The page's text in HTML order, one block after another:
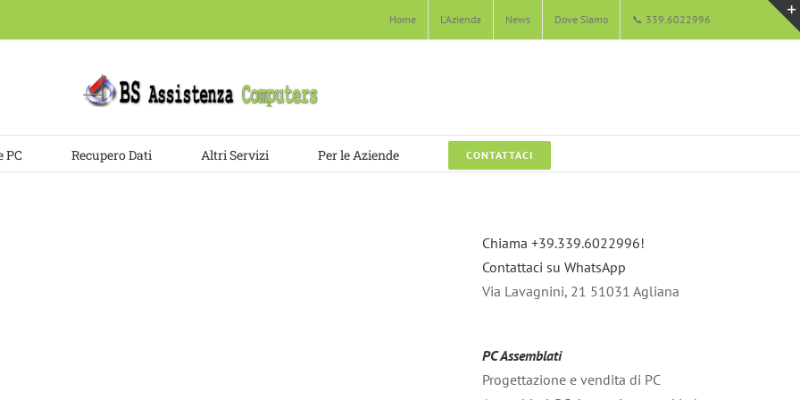
Home L’Azienda News Dove Siamo 📞 339.6022996
PC Recupero Dati Altri Servizi Per le Aziende CONTATTACI
Chiama +39.339.6022996!
Contattaci su WhatsApp
Via Lavagnini, 21 51031 Agliana
PC Assemblati
Progettazione e vendita di PC